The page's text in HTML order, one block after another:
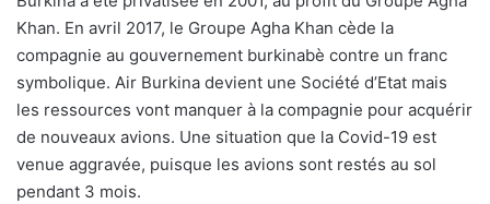
Khan. En avril 2017, le Groupe Agha Khan cède la
compagnie au gouvernement burkinabè contre un franc
symbolique. Air Burkina devient une Société d’Etat mais
les ressources vont manquer à la compagnie pour acquérir
de nouveaux avions. Une situation que la Covid-19 est
venue aggravée, puisque les avions sont restés au sol
pendant 3 mois.